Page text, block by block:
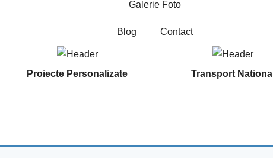
Galerie Foto
Blog Contact
Proiecte Personalizate Transport National